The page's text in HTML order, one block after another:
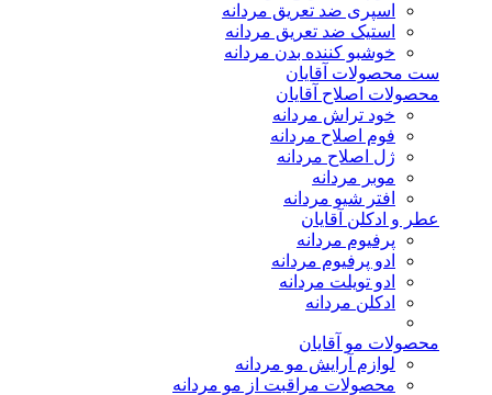
اسپری ضد تعریق مردانه
استیک ضد تعریق مردانه
خوشبو کننده بدن مردانه
ست محصولات آقایان
محصولات اصلاح آقایان
خود تراش مردانه
فوم اصلاح مردانه
ژل اصلاح مردانه
موبر مردانه
افتر شیو مردانه
عطر و ادکلن آقایان
پرفیوم مردانه
ادو پرفیوم مردانه
ادو تویلت مردانه
ادکلن مردانه
محصولات مو آقایان
لوازم آرایش مو مردانه
محصولات مراقبت از مو مردانه